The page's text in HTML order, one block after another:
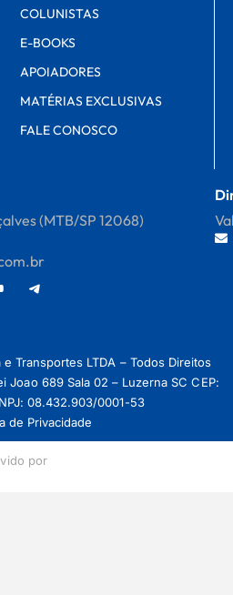
COLUNISTAS
E-BOOKS
APOIADORES
MATÉRIAS EXCLUSIVAS
FALE CONOSCO
(MTB/SP 12068)
Transportes LTDA – Todos Direitos
Joao 689 Sala 02 – Luzerna SC CEP:
08.432.903/0001-53
de Privacidade
por